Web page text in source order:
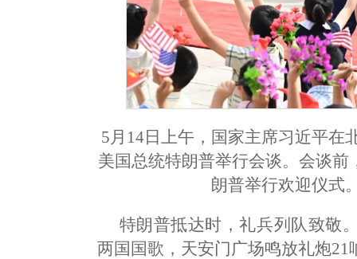
5月14日上午，国家主席习近平在
美国总统特朗普举行会谈。会谈
朗普举行欢迎仪式
特朗普抵达时，礼兵列队致敬
两国国歌，天安门广场鸣放礼炮